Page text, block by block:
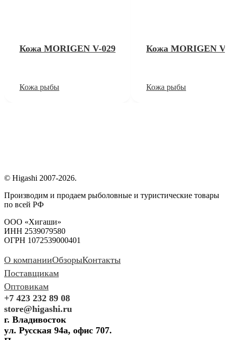
Кожа MORIGEN V-029
Кожа рыбы
Кожа MORIGEN V-
Кожа рыбы
© Higashi 2007-2026.
Производим и продаем рыболовные и туристические товары
по всей РФ
ООО «Хигаши»
ИНН 2539079580
ОГРН 1072539000401
О компанииОбзорыКонтакты
Поставщикам
Оптовикам
+7 423 232 89 08
store@higashi.ru
г. Владивосток
ул. Русская 94а, офис 707.